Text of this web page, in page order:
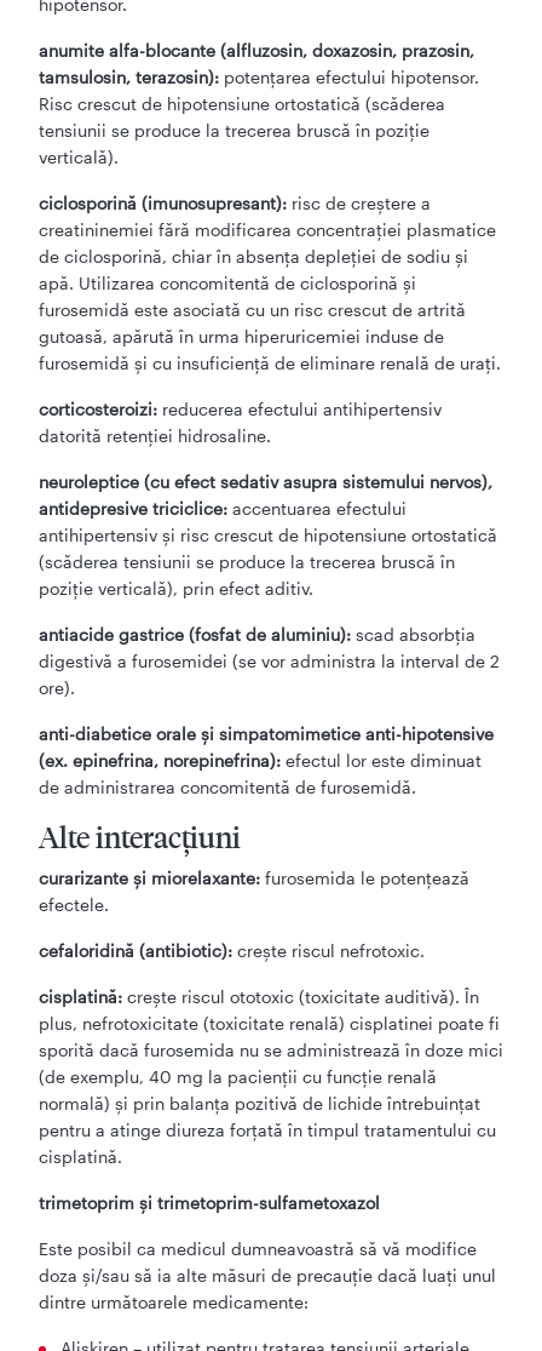
anumite alfa-blocante (alfluzosin, doxazosin, prazosin,
tamsulosin, terazosin): potenţarea efectului hipotensor.
Risc crescut de hipotensiune ortostatică (scăderea
tensiunii se produce la trecerea bruscă în poziţie
verticală).
ciclosporină (imunosupresant): risc de creştere a
creatininemiei fără modificarea concentraţiei plasmatice
de ciclosporină, chiar în absenţa depleţiei de sodiu şi
apă. Utilizarea concomitentă de ciclosporină şi
furosemidă este asociată cu un risc crescut de artrită
gutoasă, apărută în urma hiperuricemiei induse de
furosemidă şi cu insuficienţă de eliminare renală de uraţi.
corticosteroizi: reducerea efectului antihipertensiv
datorită retenţiei hidrosaline.
neuroleptice (cu efect sedativ asupra sistemului nervos),
antidepresive triciclice: accentuarea efectului
antihipertensiv şi risc crescut de hipotensiune ortostatică
(scăderea tensiunii se produce la trecerea bruscă în
poziţie verticală), prin efect aditiv.
antiacide gastrice (fosfat de aluminiu): scad absorbţia
digestivă a furosemidei (se vor administra la interval de 2
ore).
anti-diabetice orale şi simpatomimetice anti-hipotensive
(ex. epinefrina, norepinefrina): efectul lor este diminuat
de administrarea concomitentă de furosemidă.
Alte interacţiuni
curarizante şi miorelaxante: furosemida le potenţează
efectele.
cefaloridină (antibiotic): creşte riscul nefrotoxic.
cisplatină: creşte riscul ototoxic (toxicitate auditivă). În
plus, nefrotoxicitate (toxicitate renală) cisplatinei poate fi
sporită dacă furosemida nu se administrează în doze mici
(de exemplu, 40 mg la pacienţii cu funcţie renală
normală) şi prin balanţa pozitivă de lichide întrebuinţat
pentru a atinge diureza forţată în timpul tratamentului cu
cisplatină.
trimetoprim şi trimetoprim-sulfametoxazol
Este posibil ca medicul dumneavoastră să vă modifice
doza și/sau să ia alte măsuri de precauție dacă luați unul
dintre următoarele medicamente: